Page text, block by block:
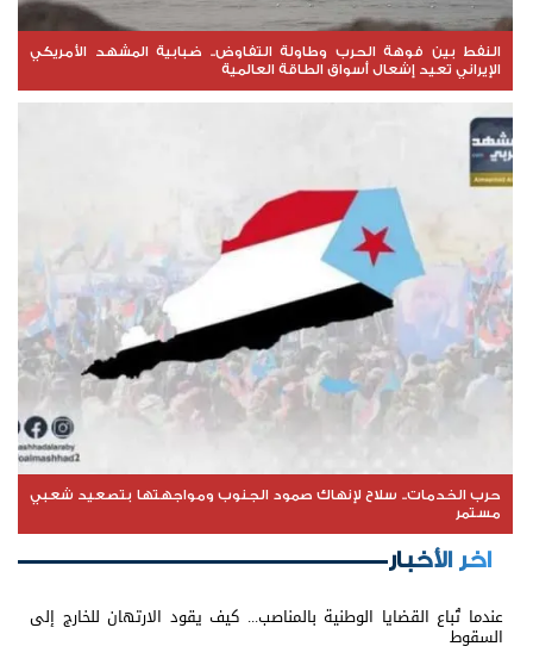
النفط بين فوهة الحرب وطاولة التفاوض.. ضبابية المشهد الأمريكي
الإيراني تعيد إشعال أسواق الطاقة العالمية
حرب الخدمات.. سلاح لإنهاك صمود الجنوب ومواجهتها بتصعيد شعبي
مستمر
اخر الأخبار
عندما تُباع القضايا الوطنية بالمناصب... كيف يقود الارتهان للخارج إلى
السقوط